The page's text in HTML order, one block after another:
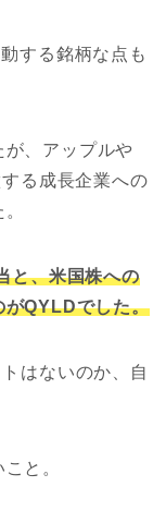
する銘柄な点も
が、アップルや
る成長企業への
と、米国株への
がQYLDでした。
はないのか、自
と。